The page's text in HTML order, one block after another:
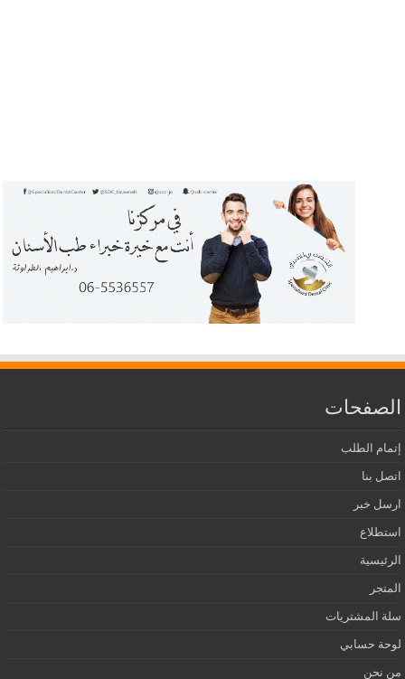
الصفحات
إتمام الطلب
اتصل بنا
ارسل خبر
استطلاع
الرئيسية
المتجر
سلة المشتريات
لوحة حسابي
من نحن